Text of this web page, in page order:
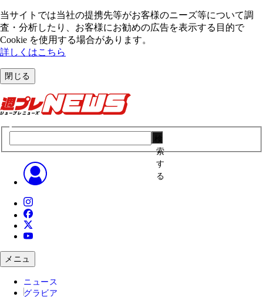
当サイトでは当社の提携先等がお客様のニーズ等について調
査・分析したり、お客様にお勧めの広告を表⽰する⽬的で
Cookie を使⽤する場合があります。
詳しくはこちら
閉じる
索
す
る
メニュ
ニュース
グラビア